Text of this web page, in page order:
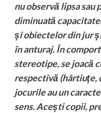
nu observă lipsa sau
diminuată
şi obiectelor din jur
în anturaj. În
stereotipe, se joacă
respectivă (hârtiuţe,
jocurile au un
sens. Aceşti copii,